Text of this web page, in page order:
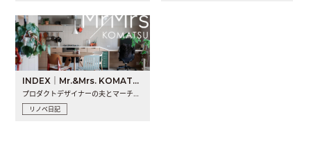
INDEX｜Mr.&Mrs. KOMATSU renovation diary
プロダクトデザイナーの夫とマーチャンダイザーの妻が、夫婦で..
リノベ日記